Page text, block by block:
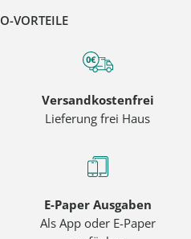
VORTEILE
Versandkostenfrei
Lieferung frei Haus
E-Paper Ausgaben
Als App oder E-Paper